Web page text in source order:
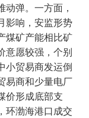
弹。一方面，
影响，安监形势
煤矿产能相比矿
意愿较强，个别
小贸易商发运倒
易商和少量电厂
价形成底部支
环渤海港口成交